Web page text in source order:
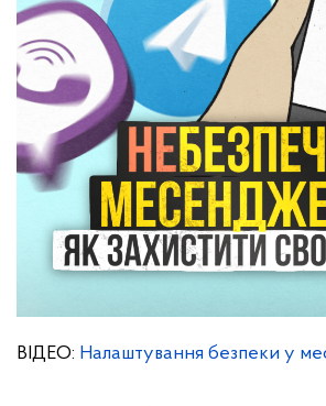
ВІДЕО: Налаштування безпеки у